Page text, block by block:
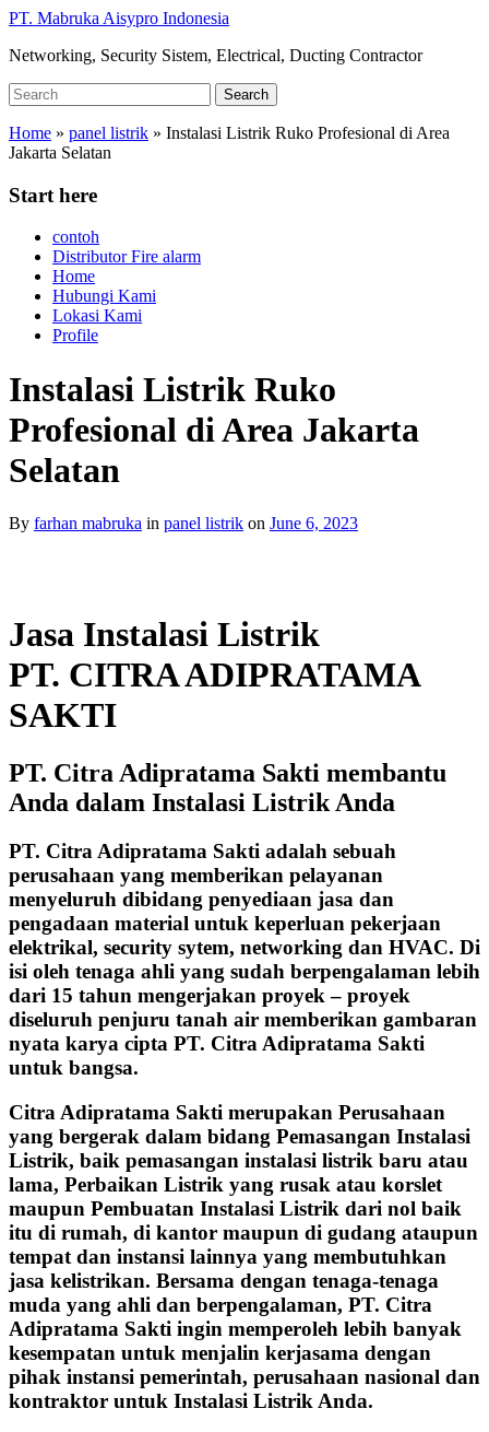
Skip
main
PT. Mabruka Aisypro Indonesia
Networking, Security Sistem, Electrical, Ducting Contractor
Search
for:
Search
Home » panel listrik » Instalasi Listrik Ruko Profesional di Area
Jakarta Selatan
Start here
contoh
Distributor Fire alarm
Home
Hubungi Kami
Lokasi Kami
Profile
Instalasi Listrik Ruko
Profesional di Area Jakarta
Selatan
By farhan mabruka in panel listrik on June 6, 2023
Jasa Instalasi Listrik
PT. CITRA ADIPRATAMA
SAKTI
PT. Citra Adipratama Sakti membantu
Anda dalam Instalasi Listrik Anda
PT. Citra Adipratama Sakti adalah sebuah
perusahaan yang memberikan pelayanan
menyeluruh dibidang penyediaan jasa dan
pengadaan material untuk keperluan pekerjaan
elektrikal, security sytem, networking dan HVAC. Di
isi oleh tenaga ahli yang sudah berpengalaman lebih
dari 15 tahun mengerjakan proyek – proyek
diseluruh penjuru tanah air memberikan gambaran
nyata karya cipta PT. Citra Adipratama Sakti
untuk bangsa.
Citra Adipratama Sakti merupakan Perusahaan
yang bergerak dalam bidang Pemasangan Instalasi
Listrik, baik pemasangan instalasi listrik baru atau
lama, Perbaikan Listrik yang rusak atau korslet
maupun Pembuatan Instalasi Listrik dari nol baik
itu di rumah, di kantor maupun di gudang ataupun
tempat dan instansi lainnya yang membutuhkan
jasa kelistrikan. Bersama dengan tenaga-tenaga
muda yang ahli dan berpengalaman, PT. Citra
Adipratama Sakti ingin memperoleh lebih banyak
kesempatan untuk menjalin kerjasama dengan
pihak instansi pemerintah, perusahaan nasional dan
kontraktor untuk Instalasi Listrik Anda.